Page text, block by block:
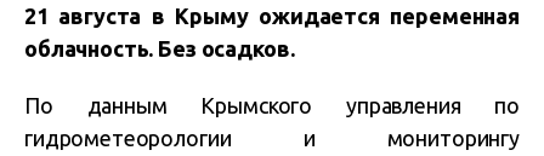
21 августа в Крыму ожидается переменная
облачность. Без осадков.
По данным Крымского управления по
гидрометеорологии и мониторингу